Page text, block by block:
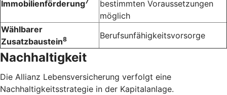
Immobilienförderung
bestimmten Voraussetzungen
möglich
Wählbarer
Zusatzbaustein8 Berufsunfähigkeitsvorsorge
Nachhaltigkeit
Die Allianz Lebensversicherung verfolgt eine
Nachhaltigkeitsstrategie in der Kapitalanlage.